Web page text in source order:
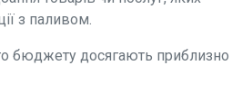
з паливом.
бюджету досягають приблизно